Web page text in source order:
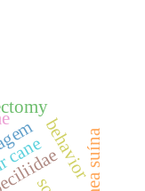
behaviorfêmea suína